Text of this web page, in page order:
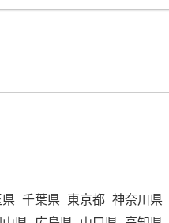
県 千葉県 東京都 神奈川県